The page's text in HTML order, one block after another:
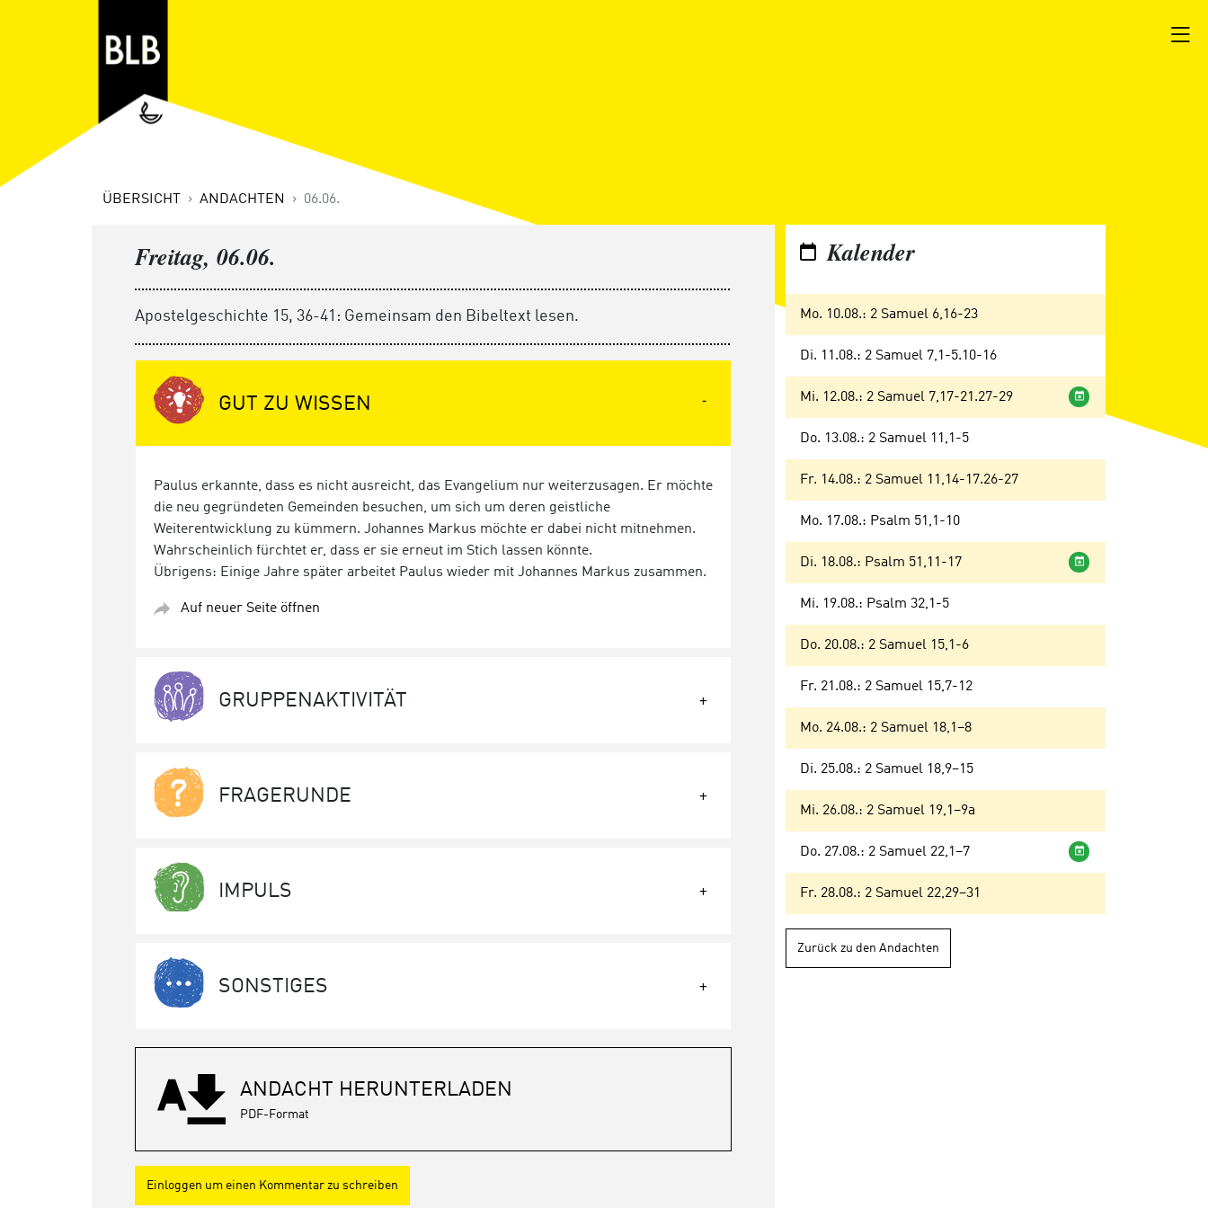
ÜBERSICHT ANDACHTEN 06.06.
Freitag, 06.06.
Apostelgeschichte 15, 36-41: Gemeinsam den Bibeltext lesen.
GUT ZU WISSEN
Paulus erkannte, dass es nicht ausreicht, das Evangelium nur weiterzusagen. Er möchte
die neu gegründeten Gemeinden besuchen, um sich um deren geistliche
Weiterentwicklung zu kümmern. Johannes Markus möchte er dabei nicht mitnehmen.
Wahrscheinlich fürchtet er, dass er sie erneut im Stich lassen könnte.
Übrigens: Einige Jahre später arbeitet Paulus wieder mit Johannes Markus zusammen.
Auf neuer Seite öffnen
GRUPPENAKTIVITÄT
FRAGERUNDE
IMPULS
SONSTIGES
ANDACHT HERUNTERLADEN
PDF-Format
Einloggen um einen Kommentar zu schreiben
Kalender
Mo. 10.08.: 2 Samuel 6,16-23
Di. 11.08.: 2 Samuel 7,1-5.10-16
Mi. 12.08.: 2 Samuel 7,17-21.27-29 Wochenandacht
Do. 13.08.: 2 Samuel 11,1-5
Fr. 14.08.: 2 Samuel 11,14-17.26-27
Mo. 17.08.: Psalm 51,1-10
Di. 18.08.: Psalm 51,11-17 Wochenandacht
Mi. 19.08.: Psalm 32,1-5
Do. 20.08.: 2 Samuel 15,1-6
Fr. 21.08.: 2 Samuel 15,7-12
Mo. 24.08.: 2 Samuel 18,1–8
Di. 25.08.: 2 Samuel 18,9–15
Mi. 26.08.: 2 Samuel 19,1–9a
Do. 27.08.: 2 Samuel 22,1–7 Wochenandacht
Fr. 28.08.: 2 Samuel 22,29–31
Zurück zu den Andachten